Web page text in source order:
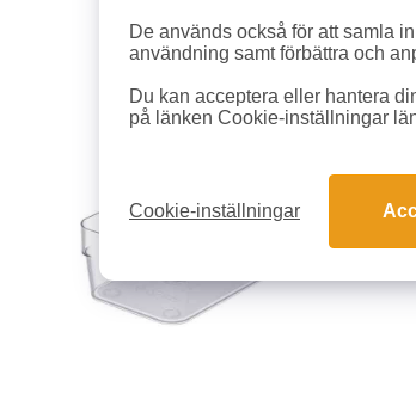
De används också för att samla
användning samt förbättra och
Du kan acceptera eller hantera
på länken Cookie-inställningar
Cookie-inställningar